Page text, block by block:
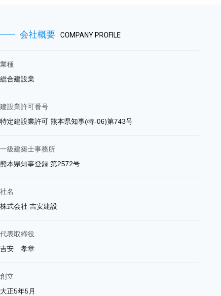
会社概要 COMPANY PROFILE
業種
総合建設業
建設業許可番号
特定建設業許可 熊本県知事(特-06)第743号
一級建築士事務所
熊本県知事登録 第2572号
社名
株式会社 吉安建設
代表取締役
吉安 孝章
創立
大正5年5月